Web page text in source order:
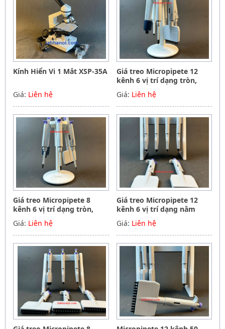
Kính Hiển Vi 1 Mắt XSP-35A
Giá: Liên hệ
Giá treo Micropipete 12
kênh 6 vị trí dạng tròn,
Hãng Phoenix instrument
Germany
Giá: Liên hệ
Giá treo Micropipete 8
kênh 6 vị trí dạng tròn,
Hãng Phoenix instrument
Germany
Giá: Liên hệ
Giá treo Micropipete 12
kênh 6 vị trí dạng nằm
ngang, Hãng Phoenix
instrument Germany
Giá: Liên hệ